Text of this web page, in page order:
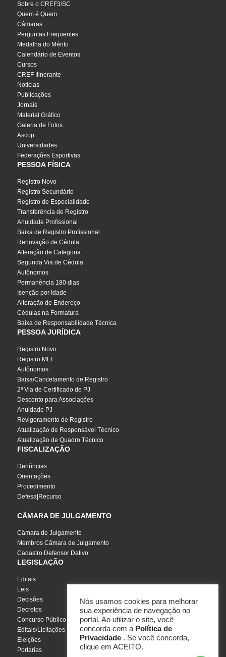
Sobre o CREF3/SC
Quem é Quem
Câmaras
Perguntas Frequentes
Medalha do Mérito
Calendário de Eventos
Cursos
CREF Itinerante
Notícias
Publicações
Jornais
Material Gráfico
Galeria de Fotos
Ascop
Universidades
Federações Esportivas
PESSOA FÍSICA
Registro Novo
Registro Secundário
Registro de Especialidade
Transferência de Registro
Anuidade Profissional
Baixa de Registro Profissional
Renovação de Cédula
Alteração de Categoria
Segunda Via de Cédula
Autônomos
Permanência 180 dias
Isenção por Idade
Alteração de Endereço
Cédulas na Formatura
Baixa de Responsabilidade Técnica
PESSOA JURÍDICA
Registro Novo
Registro MEI
Autônomos
Baixa/Cancelamento de Registro
2ª Via de Certificado de PJ
Desconto para Associações
Anuidade PJ
Revigoramento de Registro
Atualização de Responsável Técnico
Atualização de Quadro Técnico
FISCALIZAÇÃO
Denúncias
Orientações
Procedimento
Defesa|Recurso
CÂMARA DE JULGAMENTO
Câmara de Julgamento
Membros Câmara de Julgamento
Cadastro Defensor Dativo
LEGISLAÇÃO
Editais
Leis
Decisões
Decretos
Concurso Público
Editais/Licitações
Eleições
Portarias
Nós usamos cookies para melhorar
sua experiência de navegação no
portal. Ao utilizar o site, você
concorda com a Política de
Privacidade . Se você concorda,
clique em ACEITO.